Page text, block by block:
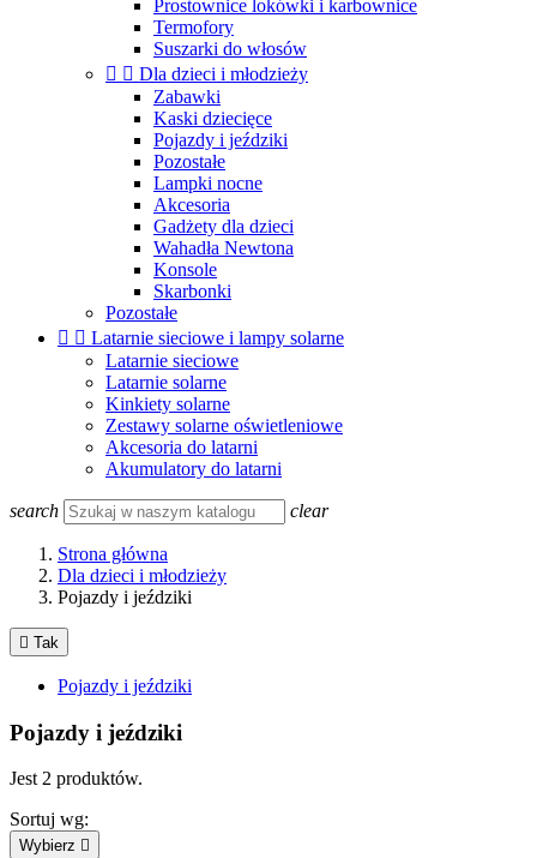
Prostownice lokówki i karbownice
Termofory
Suszarki do włosów
  Dla dzieci i młodzieży
Zabawki
Kaski dziecięce
Pojazdy i jeździki
Pozostałe
Lampki nocne
Akcesoria
Gadżety dla dzieci
Wahadła Newtona
Konsole
Skarbonki
Pozostałe
  Latarnie sieciowe i lampy solarne
Latarnie sieciowe
Latarnie solarne
Kinkiety solarne
Zestawy solarne oświetleniowe
Akcesoria do latarni
Akumulatory do latarni
search clear
Strona główna
Dla dzieci i młodzieży
Pojazdy i jeździki
 Tak
Pojazdy i jeździki
Pojazdy i jeździki
Jest 2 produktów.
Sortuj wg:
Wybierz 